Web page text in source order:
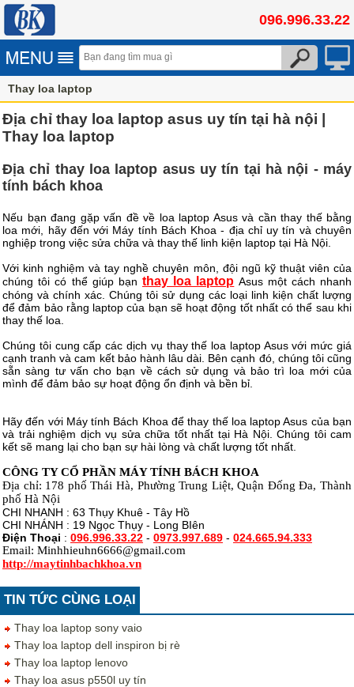
096.996.33.22
Thay loa laptop
Địa chỉ thay loa laptop asus uy tín tại hà nội |
Thay loa laptop
Địa chỉ thay loa laptop asus uy tín tại hà nội - máy
tính bách khoa
Nếu bạn đang gặp vấn đề về loa laptop Asus và cần thay thế bằng
loa mới, hãy đến với Máy tính Bách Khoa - địa chỉ uy tín và chuyên
nghiệp trong việc sửa chữa và thay thế linh kiện laptop tại Hà Nội.
Với kinh nghiệm và tay nghề chuyên môn, đội ngũ kỹ thuật viên của
chúng tôi có thể giúp bạn thay loa laptop Asus một cách nhanh
chóng và chính xác. Chúng tôi sử dụng các loại linh kiện chất lượng
để đảm bảo rằng laptop của bạn sẽ hoạt động tốt nhất có thể sau khi
thay thế loa.
Chúng tôi cung cấp các dịch vụ thay thế loa laptop Asus với mức giá
cạnh tranh và cam kết bảo hành lâu dài. Bên cạnh đó, chúng tôi cũng
sẵn sàng tư vấn cho bạn về cách sử dụng và bảo trì loa mới của
mình để đảm bảo sự hoạt động ổn định và bền bỉ.
Hãy đến với Máy tính Bách Khoa để thay thế loa laptop Asus của bạn
và trải nghiệm dịch vụ sửa chữa tốt nhất tại Hà Nội. Chúng tôi cam
kết sẽ mang lại cho bạn sự hài lòng và chất lượng tốt nhất.
CÔNG TY CỔ PHẦN MÁY TÍNH BÁCH KHOA
Địa chỉ: 178 phố Thái Hà, Phường Trung Liệt, Quận Đống Đa, Thành
phố Hà Nội
CHI NHANH : 63 Thụy Khuê - Tây Hồ
CHI NHÁNH : 19 Ngọc Thụy - Long BIên
Điện Thoại : 096.996.33.22 - 0973.997.689 - 024.665.94.333
Email: Minhhieuhn6666@gmail.com
http://maytinhbachkhoa.vn
TIN TỨC CÙNG LOẠI
Thay loa laptop sony vaio
Thay loa laptop dell inspiron bị rè
Thay loa laptop lenovo
Thay loa asus p550l uy tín